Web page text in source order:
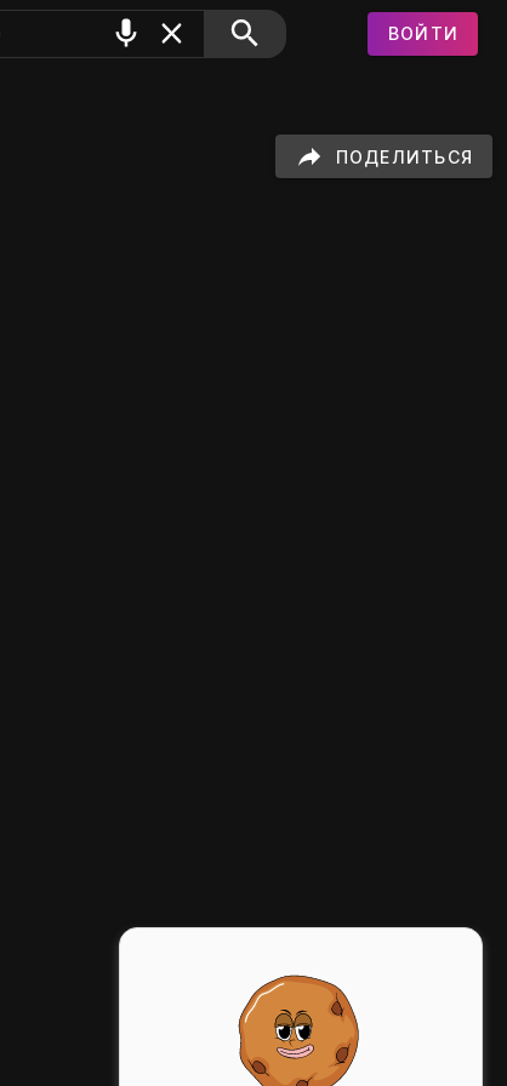
ВОЙТИ
ПОДЕЛИТЬСЯ